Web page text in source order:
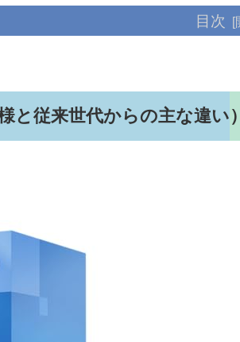
目次
と従来世代からの主な違い）